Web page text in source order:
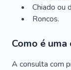
Chiado ou
Roncos.
Como é
A consulta com